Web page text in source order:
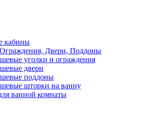
кабины
Двери, Поддоны
уголки и ограждения
двери
поддоны
шторки на ванну
ванной комнаты